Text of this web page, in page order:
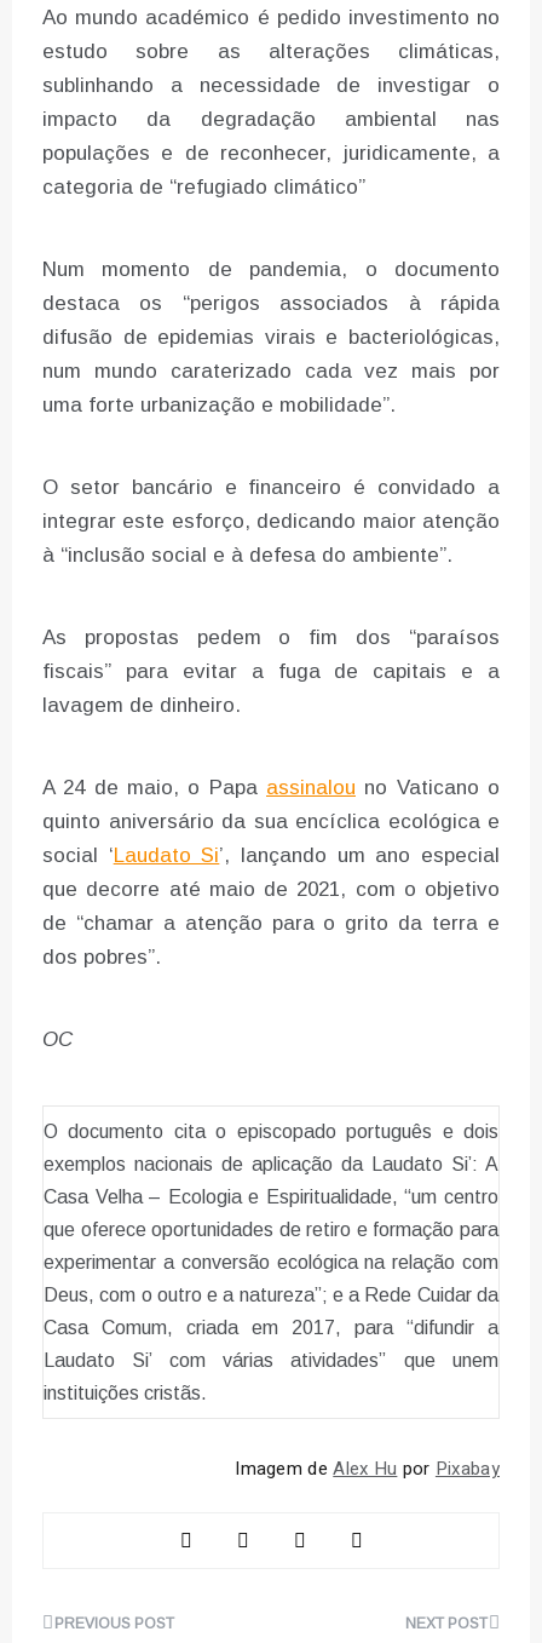
Ao mundo académico é pedido investimento no
estudo sobre as alterações climáticas,
sublinhando a necessidade de investigar o
impacto da degradação ambiental nas
populações e de reconhecer, juridicamente, a
categoria de “refugiado climático”
Num momento de pandemia, o documento
destaca os “perigos associados à rápida
difusão de epidemias virais e bacteriológicas,
num mundo caraterizado cada vez mais por
uma forte urbanização e mobilidade”.
O setor bancário e financeiro é convidado a
integrar este esforço, dedicando maior atenção
à “inclusão social e à defesa do ambiente”.
As propostas pedem o fim dos “paraísos
fiscais” para evitar a fuga de capitais e a
lavagem de dinheiro.
A 24 de maio, o Papa assinalou no Vaticano o
quinto aniversário da sua encíclica ecológica e
social ‘Laudato Si’, lançando um ano especial
que decorre até maio de 2021, com o objetivo
de “chamar a atenção para o grito da terra e
dos pobres”.
OC
O documento cita o episcopado português e dois
exemplos nacionais de aplicação da Laudato Si’: A
Casa Velha – Ecologia e Espiritualidade, “um centro
que oferece oportunidades de retiro e formação para
experimentar a conversão ecológica na relação com
Deus, com o outro e a natureza”; e a Rede Cuidar da
Casa Comum, criada em 2017, para “difundir a
Laudato Si’ com várias atividades” que unem
instituições cristãs.
Imagem deAlex Hu por Pixabay
Navegação